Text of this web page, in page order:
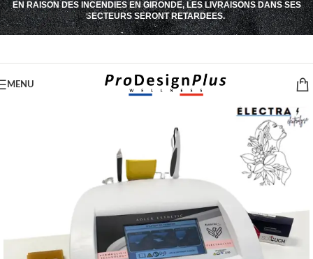
Passer à la navigation
Passer au contenu principal
EN RAISON DES INCENDIES EN GIRONDE, LES LIVRAISONS DANS SES
SECTEURS SERONT RETARDEES.
MENU